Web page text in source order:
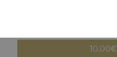
10.00€